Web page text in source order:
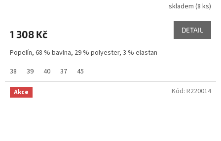
skladem (8 ks)
1 308 Kč DETAIL
Popelín, 68 % bavlna, 29 % polyester, 3 % elastan
38
39 40 37 45
Akce Kód: R220014